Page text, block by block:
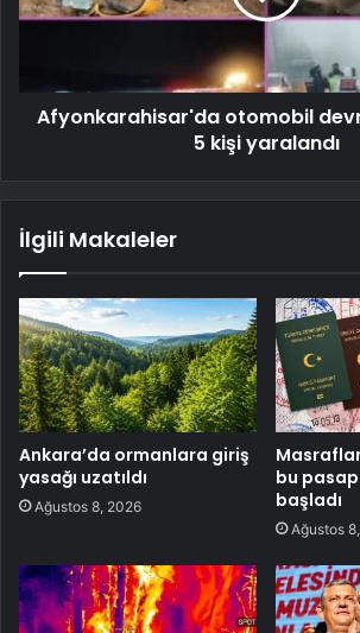
Afyonkarahisar'da otomobil
5 kişi yaralandı
İlgili Makaleler
Ankara’da ormanlara giriş
yasağı uzatıldı
Ağustos 8, 2026
bu
başladı
Ağustos